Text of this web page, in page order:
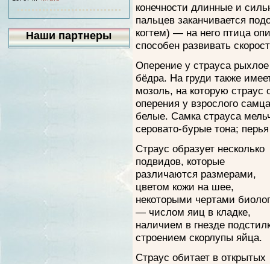
Наши партнеры
конечности длинные и
пальцев заканчивается
когтем) — на него птица
способен развивать
Оперение у страуса
бёдра. На груди также
мозоль, на которую страус
оперения у взрослого
белые. Самка страуса
серовато-бурые тона;
Страус образует несколько
подвидов, которые
различаются размерами,
цветом кожи на шее,
некоторыми чертами
— числом яиц в кладке,
наличием в гнезде
строением скорлупы яйца.
Страус обитает в открытых